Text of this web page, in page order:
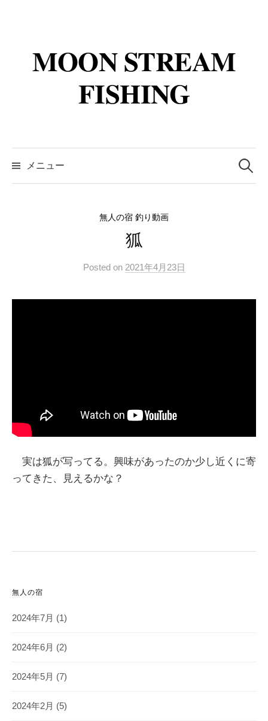
MOON STREAM
FISHING
メニュー
索:
無人の宿 釣り動画
狐
Posted on 2021年4月23日
実は狐が写ってる。興味があったのか少し近くに寄
ってきた、見えるかな？
無人の宿
2024年7月 (1)
2024年6月 (2)
2024年5月 (7)
2024年2月 (5)